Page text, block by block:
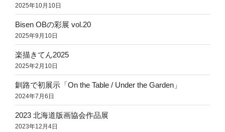
2025年10月10日
Bisen OBの彩展 vol.20
2025年9月10日
楽描きてん2025
2025年2月10日
釧路で初展示「On the Table / Under the Garden」
2024年7月6日
2023 北海道版画協会作品展
2023年12月4日